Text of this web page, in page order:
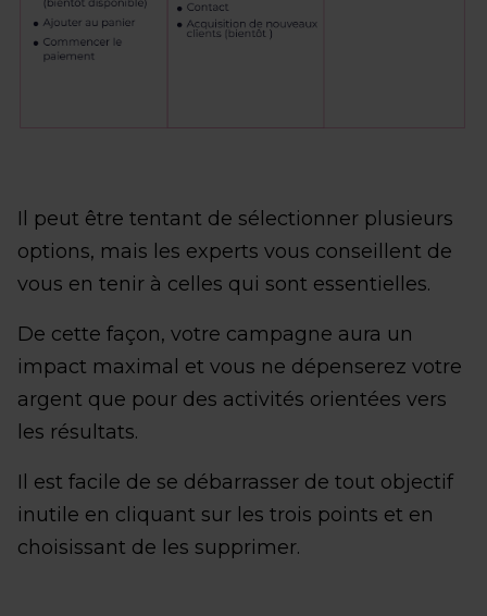
Il peut être tentant de sélectionner plusieurs
options, mais les experts vous conseillent de
vous en tenir à celles qui sont essentielles.
De cette façon, votre campagne aura un
impact maximal et vous ne dépenserez votre
argent que pour des activités orientées vers
les résultats.
Il est facile de se débarrasser de tout objectif
inutile en cliquant sur les trois points et en
choisissant de les supprimer.